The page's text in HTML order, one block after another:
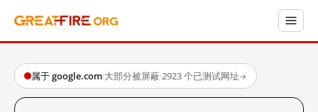
属于 google.com·大部分被屏蔽·2923 个已测试网址→